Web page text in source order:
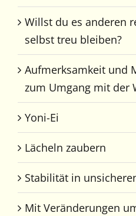
Willst du es anderen
selbst treu bleiben?
Aufmerksamkeit und
zum Umgang mit der
Yoni-Ei
Lächeln zaubern
Stabilität in
Mit Veränderungen